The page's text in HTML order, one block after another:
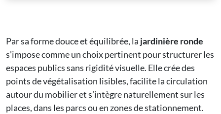
Par sa forme douce et équilibrée, la jardinière ronde
s’impose comme un choix pertinent pour structurer les
espaces publics sans rigidité visuelle. Elle crée des
points de végétalisation lisibles, facilite la circulation
autour du mobilier et s’intègre naturellement sur les
places, dans les parcs ou en zones de stationnement.